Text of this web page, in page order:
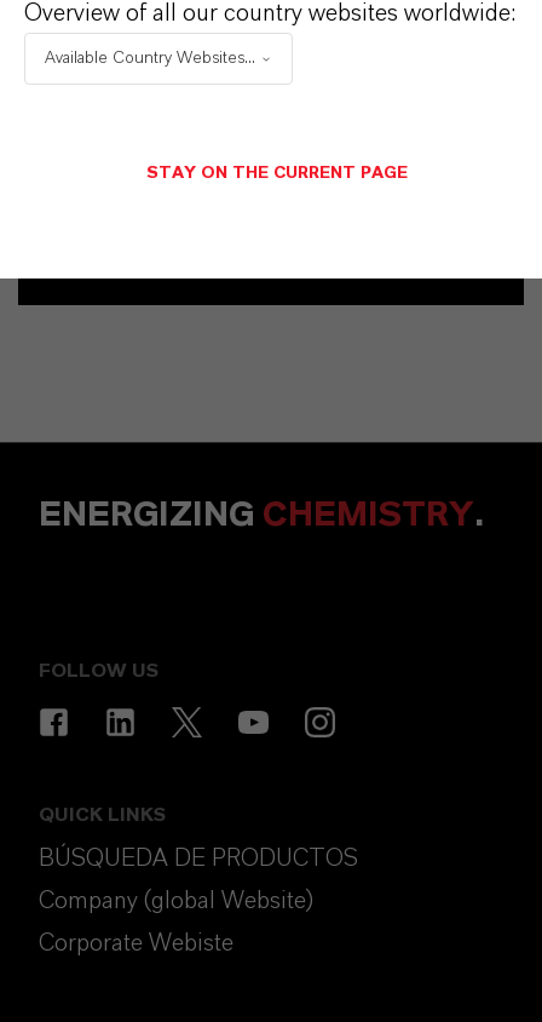
Vehbi Emre Ekici
Mannheim
ENERGIZING CHEMISTRY.
FOLLOW US
QUICK LINKS
BÚSQUEDA DE PRODUCTOS
Company (global Website)
Corporate Webiste
Overview of all our country websites worldwide:
Available Country Websites...
STAY ON THE CURRENT PAGE